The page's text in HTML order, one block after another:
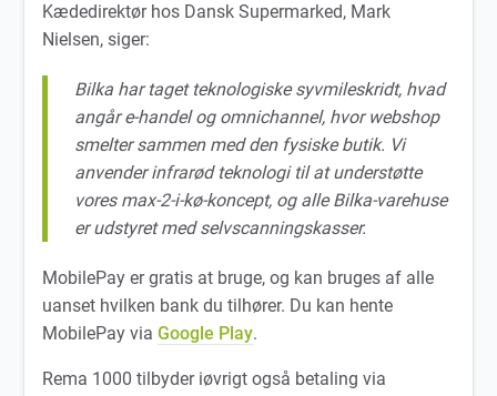
Kædedirektør hos Dansk Supermarked, Mark
Nielsen, siger:
Bilka har taget teknologiske syvmileskridt, hvad
angår e-handel og omnichannel, hvor webshop
smelter sammen med den fysiske butik. Vi
anvender infrarød teknologi til at understøtte
vores max-2-i-kø-koncept, og alle Bilka-varehuse
er udstyret med selvscanningskasser.
MobilePay er gratis at bruge, og kan bruges af alle
uanset hvilken bank du tilhører. Du kan hente
MobilePay viaGoogle Play.
Rema 1000 tilbyder iøvrigt også betaling via